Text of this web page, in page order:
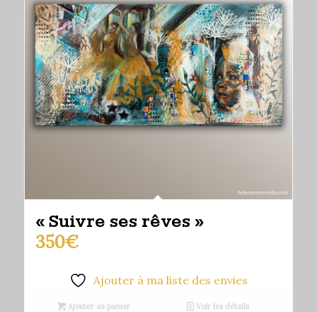
« Suivre ses rêves »
350€
Ajouter à ma liste des envies
Ajouter au panier Voir les détails